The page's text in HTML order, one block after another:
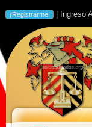
| Ingreso